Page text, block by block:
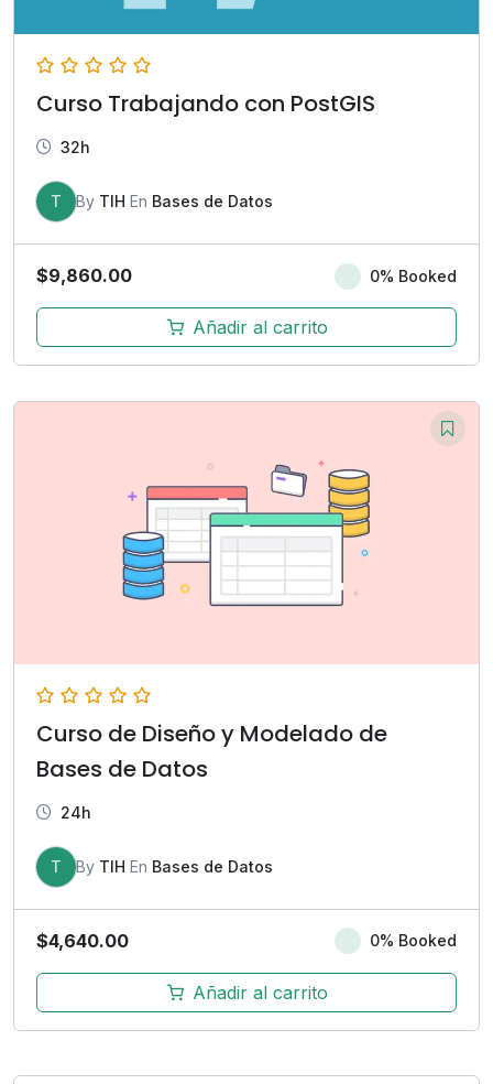
Curso Trabajando con PostGIS
32h
T By TIH En Bases de Datos
$9,860.00 0% Booked
Añadir al carrito
Curso de Diseño y Modelado de
Bases de Datos
24h
T By TIH En Bases de Datos
$4,640.00 0% Booked
Añadir al carrito